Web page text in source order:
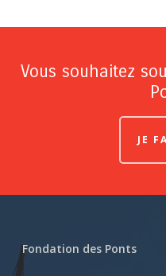
Vous souhaitez
JE
Fondation des Ponts